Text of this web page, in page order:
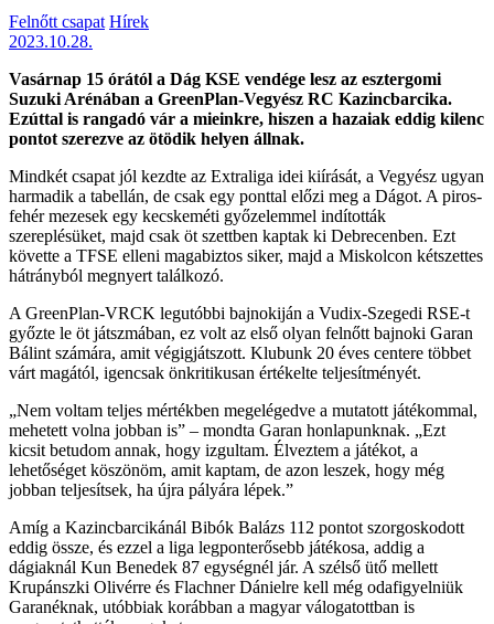
Felnőtt csapat Hírek
2023.10.28.
Vasárnap 15 órától a Dág KSE vendége lesz az esztergomi
Suzuki Arénában a GreenPlan-Vegyész RC Kazincbarcika.
Ezúttal is rangadó vár a mieinkre, hiszen a hazaiak eddig kilenc
pontot szerezve az ötödik helyen állnak.
Mindkét csapat jól kezdte az Extraliga idei kiírását, a Vegyész ugyan
harmadik a tabellán, de csak egy ponttal előzi meg a Dágot. A piros-
fehér mezesek egy kecskeméti győzelemmel indították
szereplésüket, majd csak öt szettben kaptak ki Debrecenben. Ezt
követte a TFSE elleni magabiztos siker, majd a Miskolcon kétszettes
hátrányból megnyert találkozó.
A GreenPlan-VRCK legutóbbi bajnokiján a Vudix-Szegedi RSE-t
győzte le öt játszmában, ez volt az első olyan felnőtt bajnoki Garan
Bálint számára, amit végigjátszott. Klubunk 20 éves centere többet
várt magától, igencsak önkritikusan értékelte teljesítményét.
„Nem voltam teljes mértékben megelégedve a mutatott játékommal,
mehetett volna jobban is” – mondta Garan honlapunknak. „Ezt
kicsit betudom annak, hogy izgultam. Élveztem a játékot, a
lehetőséget köszönöm, amit kaptam, de azon leszek, hogy még
jobban teljesítsek, ha újra pályára lépek.”
Amíg a Kazincbarcikánál Bibók Balázs 112 pontot szorgoskodott
eddig össze, és ezzel a liga legponterősebb játékosa, addig a
dágiaknál Kun Benedek 87 egységnél jár. A szélső ütő mellett
Krupánszki Olivérre és Flachner Dánielre kell még odafigyelniük
Garanéknak, utóbbiak korábban a magyar válogatottban is